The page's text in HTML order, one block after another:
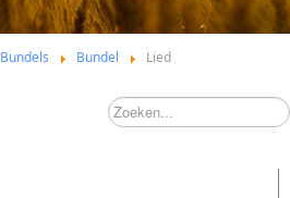
Bundels Bundel Lied